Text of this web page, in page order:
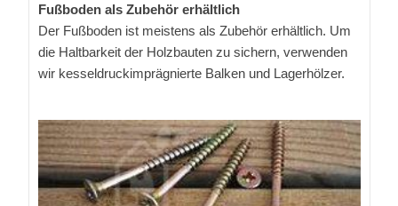
Fußboden als Zubehör erhältlich
Der Fußboden ist meistens als Zubehör erhältlich. Um
die Haltbarkeit der Holzbauten zu sichern, verwenden
wir kesseldruckimprägnierte Balken und Lagerhölzer.